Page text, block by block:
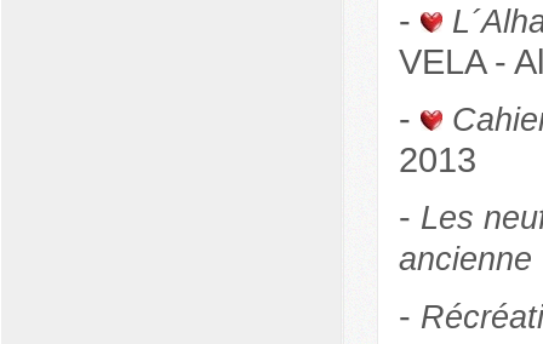
-
VELA -
-
2013
- Les
ancienne
-